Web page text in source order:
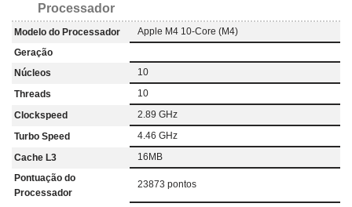
Processador
Modelo do Processador
Apple M4 10-Core (M4)
Geração
Núcleos
10
Threads
10
Clockspeed
2.89 GHz
Turbo Speed
4.46 GHz
Cache L3
16MB
Pontuação do
Processador
23873 pontos